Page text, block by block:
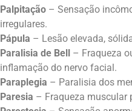
Palpitação – Sensação
irregulares.
Pápula – Lesão elevada,
Paralisia de Bell – Fraqueza
inflamação do nervo facial.
Paraplegia – Paralisia dos
Paresia – Fraqueza muscular